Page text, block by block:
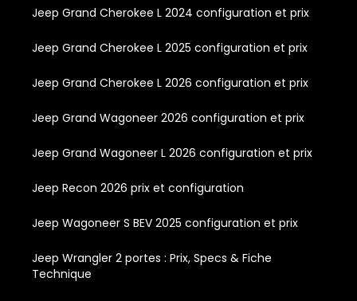
Jeep Grand Cherokee L 2024 configuration et prix
Jeep Grand Cherokee L 2025 configuration et prix
Jeep Grand Cherokee L 2026 configuration et prix
Jeep Grand Wagoneer 2026 configuration et prix
Jeep Grand Wagoneer L 2026 configuration et prix
Jeep Recon 2026 prix et configuration
Jeep Wagoneer S BEV 2025 configuration et prix
Jeep Wrangler 2 portes : Prix, Specs & Fiche
Technique